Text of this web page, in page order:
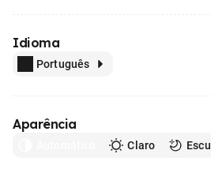
Idioma
Português
Aparência
Claro